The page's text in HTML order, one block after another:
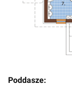
Poddasze: